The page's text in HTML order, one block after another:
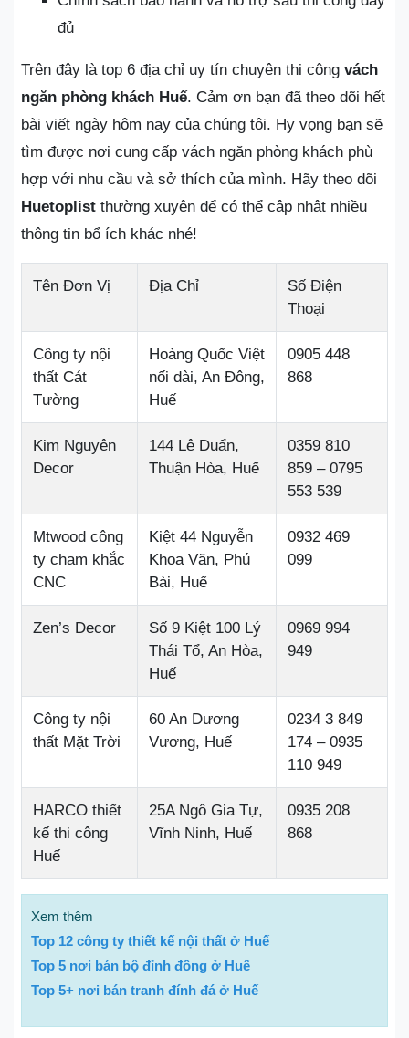
đủ
Trên đây là top 6 địa chỉ uy tín chuyên thi công vách
ngăn phòng khách Huế. Cảm ơn bạn đã theo dõi hết
bài viết ngày hôm nay của chúng tôi. Hy vọng bạn sẽ
tìm được nơi cung cấp vách ngăn phòng khách phù
hợp với nhu cầu và sở thích của mình. Hãy theo dõi
Huetoplist thường xuyên để có thể cập nhật nhiều
thông tin bổ ích khác nhé!
Tên Đơn Vị Địa Chỉ
Số Điện
Thoại
Công ty nội
thất Cát
Tường
Hoàng Quốc Việt
nối dài, An Đông,
Huế
0905 448
868
Kim Nguyên
Decor
144 Lê Duẩn,
Thuận Hòa, Huế
0359 810
859 – 0795
553 539
Mtwood công
ty chạm khắc
CNC
Kiệt 44 Nguyễn
Khoa Văn, Phú
Bài, Huế
0932 469
099
Zen’s Decor
Số 9 Kiệt 100 Lý
Thái Tổ, An Hòa,
Huế
0969 994
949
Công ty nội
thất Mặt Trời
60 An Dương
Vương, Huế
0234 3 849
174 – 0935
110 949
HARCO thiết
kế thi công
Huế
25A Ngô Gia Tự,
Vĩnh Ninh, Huế
0935 208
868
Xem thêm
Top 12 công ty thiết kế nội thất ở Huế
Top 5 nơi bán bộ đỉnh đồng ở Huế
Top 5+ nơi bán tranh đính đá ở Huế